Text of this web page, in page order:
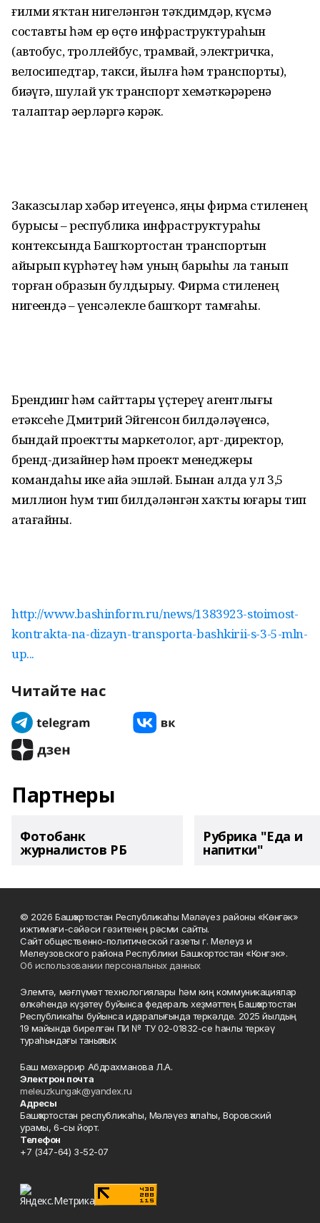
ғилми яҡтан нигеҙләнгән тәҡдимдәр, күсмә
составты һәм ер өҫтө инфраструктураһын
(автобус, троллейбус, трамвай, электричка,
велосипедтар, такси, йылға һәм транспорты),
биҙәүгә, шулай уҡ транспорт хеҙмәткәрҙәренә
талаптар әҙерләргә кәрәк.
Заказсылар хәбәр итеүенсә, яңы фирма стиленең
бурысы – республика инфраструктураһы
контексында Башҡортостан транспортын
айырып күрһәтеү һәм уның барыһы ла танып
торған образын булдырыу. Фирма стиленең
нигеҙендә – үҙенсәлекле башҡорт тамғаһы.
Брендинг һәм сайттарҙы үҫтереү агентлығы
етәксеһе Дмитрий Эйгенсон билдәләүенсә,
бындай проектты маркетолог, арт-директор,
бренд-дизайнер һәм проект менеджеры
командаһы ике айҙа эшләй. Бынан алда ул 3,5
миллион һум тип билдәләнгән хаҡты юғары тип
атағайны.
http://www.bashinform.ru/news/1383923-stoimost-
kontrakta-na-dizayn-transporta-bashkirii-s-3-5-mln-
up...
Читайте нас
Партнеры
Фотобанк
журналистов РБ
Рубрика "Еда и
напитки"
© 2026 Башҡортостан Республикаһы Мәләүез районы «Көнгәк»
ижтимағи-сәйәси гәзитенең рәсми сайты.
Сайт общественно-политической газеты г. Мелеуз и
Мелеузовского района Республики Башкортостан «Конгэк».
Об использовании персональных данных
Элемтә, мәғлүмәт технологиялары һәм киң коммуникациялар
өлкәһендә күҙәтеү буйынса федераль хеҙмәттең Башҡортостан
Республикаһы буйынса идаралығында теркәлде. 2025 йылдың
19 майында бирелгән ПИ № ТУ 02-01832-се һанлы теркәү
тураһындағы таныҡлыҡ.
Баш мөхәррир Абдрахманова Л.А.
Электрон почта
meleuzkungak@yandex.ru
Адресы
Башҡортостан республикаһы, Мәләүез ҡалаһы, Воровский
урамы, 6-сы йорт.
Телефон
+7 (347-64) 3-52-07